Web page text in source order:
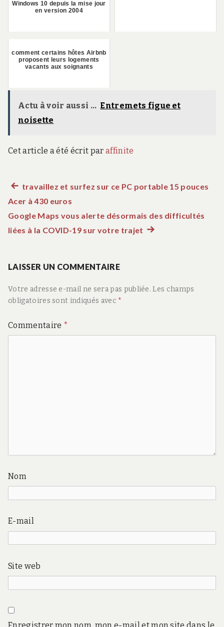
Windows 10 depuis la mise jour
en version 2004
comment certains hôtes Airbnb
proposent leurs logements
vacants aux soignants
Actu à voir aussi ... Entremets figue et
noisette
Cet article a été écrit par affinite
Navigation
de
Article
précédent :
travaillez et surfez sur ce PC portable 15 pouces
Acer à 430 euros
Google Maps vous alerte désormais des difficultés
liées à la COVID-19 sur votre trajet Article
LAISSER UN COMMENTAIRE
Votre adresse e-mail ne sera pas publiée. Les champs
obligatoires sont indiqués avec *
Commentaire *
Nom
E-mail
Site web